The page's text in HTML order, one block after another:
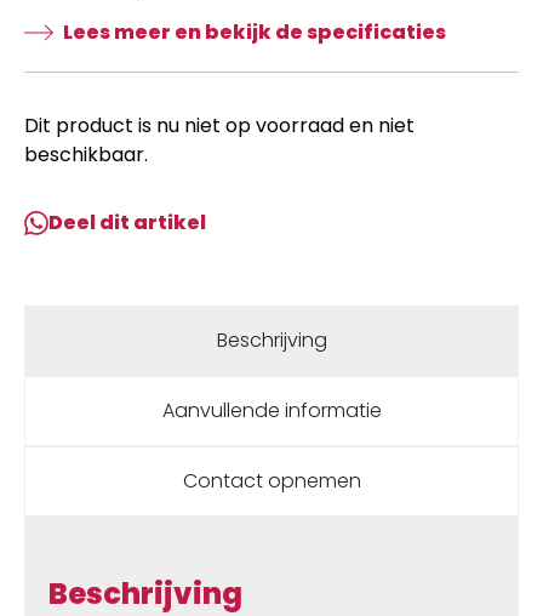
Lees meer en bekijk de specificaties
Dit product is nu niet op voorraad en niet
beschikbaar.
Deel dit artikel
Beschrijving
Aanvullende informatie
Contact opnemen
Beschrijving